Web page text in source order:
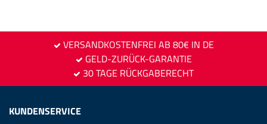
VERSANDKOSTENFREI AB 80€ IN DE
GELD-ZURÜCK-GARANTIE
30 TAGE RÜCKGABERECHT
KUNDENSERVICE